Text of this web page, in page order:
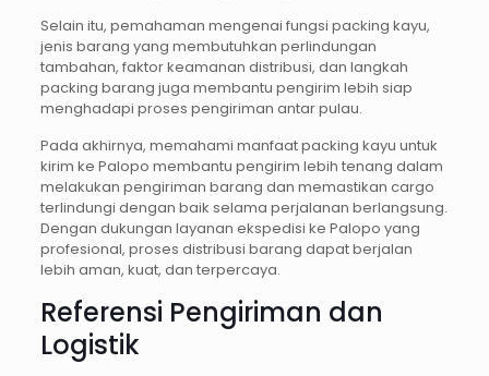
Selain itu, pemahaman mengenai fungsi packing kayu,
jenis barang yang membutuhkan perlindungan
tambahan, faktor keamanan distribusi, dan langkah
packing barang juga membantu pengirim lebih siap
menghadapi proses pengiriman antar pulau.
Pada akhirnya, memahami manfaat packing kayu untuk
kirim ke Palopo membantu pengirim lebih tenang dalam
melakukan pengiriman barang dan memastikan cargo
terlindungi dengan baik selama perjalanan berlangsung.
Dengan dukungan layanan ekspedisi ke Palopo yang
profesional, proses distribusi barang dapat berjalan
lebih aman, kuat, dan terpercaya.
Referensi Pengiriman dan
Logistik